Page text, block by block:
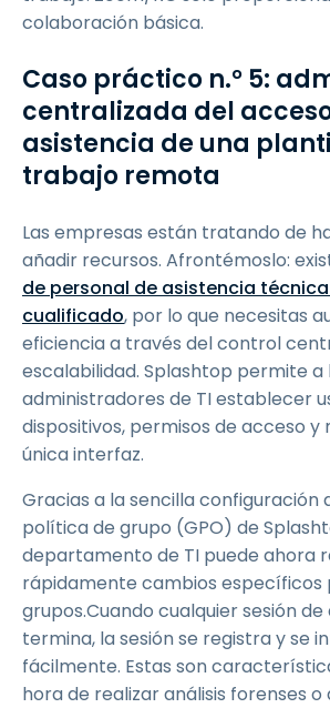
colaboración básica.
Caso práctico n.° 5:
centralizada del
asistencia de una
trabajo remota
Las empresas están tratando de
añadir recursos. Afrontémoslo:
de personal de asistencia técnica
cualificado, por lo que necesitas
eficiencia a través del control
escalabilidad. Splashtop permite a
administradores de TI establecer
dispositivos, permisos de acceso y
única interfaz.
Gracias a la sencilla configuración
política de grupo (GPO) de
departamento de TI puede ahora
rápidamente cambios específicos
grupos.Cuando cualquier sesión
termina, la sesión se registra y se
fácilmente. Estas son
hora de realizar análisis forenses